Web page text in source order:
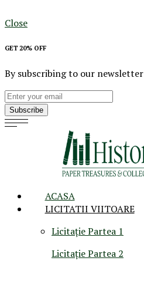
Close
GET 20% OFF
By subscribing to our newsletter
Subscribe
ACASA
LICITATII VIITOARE
Licitație Partea 1
Licitație Partea 2